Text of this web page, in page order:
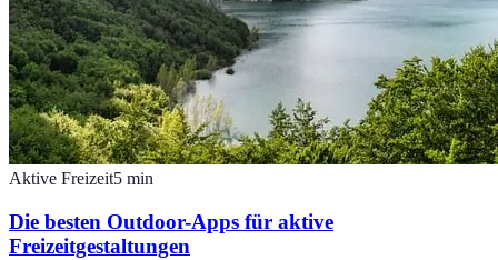
Aktive Freizeit5 min
Die besten Outdoor-Apps für aktive
Freizeitgestaltungen